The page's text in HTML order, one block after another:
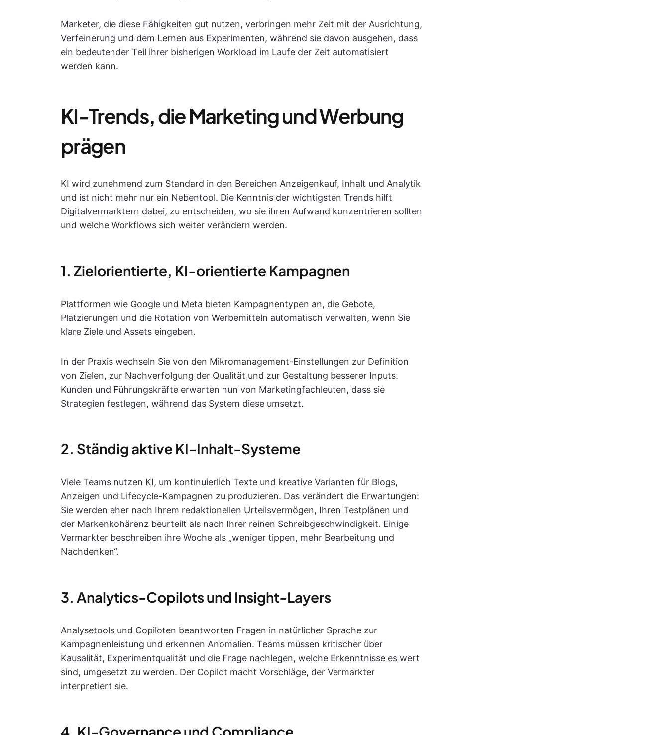
Marketer, die diese Fähigkeiten gut nutzen, verbringen mehr Zeit mit der Ausrichtung,
Verfeinerung und dem Lernen aus Experimenten, während sie davon ausgehen, dass
ein bedeutender Teil ihrer bisherigen Workload im Laufe der Zeit automatisiert
werden kann.
KI-Trends, die Marketing und Werbung
prägen
KI wird zunehmend zum Standard in den Bereichen Anzeigenkauf, Inhalt und Analytik
und ist nicht mehr nur ein Nebentool. Die Kenntnis der wichtigsten Trends hilft
Digitalvermarktern dabei, zu entscheiden, wo sie ihren Aufwand konzentrieren sollten
und welche Workflows sich weiter verändern werden.
1. Zielorientierte, KI-orientierte Kampagnen
Plattformen wie Google und Meta bieten Kampagnentypen an, die Gebote,
Platzierungen und die Rotation von Werbemitteln automatisch verwalten, wenn Sie
klare Ziele und Assets eingeben.
In der Praxis wechseln Sie von den Mikromanagement-Einstellungen zur Definition
von Zielen, zur Nachverfolgung der Qualität und zur Gestaltung besserer Inputs.
Kunden und Führungskräfte erwarten nun von Marketingfachleuten, dass sie
Strategien festlegen, während das System diese umsetzt.
2. Ständig aktive KI-Inhalt-Systeme
Viele Teams nutzen KI, um kontinuierlich Texte und kreative Varianten für Blogs,
Anzeigen und Lifecycle-Kampagnen zu produzieren. Das verändert die Erwartungen:
Sie werden eher nach Ihrem redaktionellen Urteilsvermögen, Ihren Testplänen und
der Markenkohärenz beurteilt als nach Ihrer reinen Schreibgeschwindigkeit. Einige
Vermarkter beschreiben ihre Woche als „weniger tippen, mehr Bearbeitung und
Nachdenken“.
3. Analytics-Copilots und Insight-Layers
Analysetools und Copiloten beantworten Fragen in natürlicher Sprache zur
Kampagnenleistung und erkennen Anomalien. Teams müssen kritischer über
Kausalität, Experimentqualität und die Frage nachlegen, welche Erkenntnisse es wert
sind, umgesetzt zu werden. Der Copilot macht Vorschläge, der Vermarkter
interpretiert sie.
4. KI-Governance und Compliance